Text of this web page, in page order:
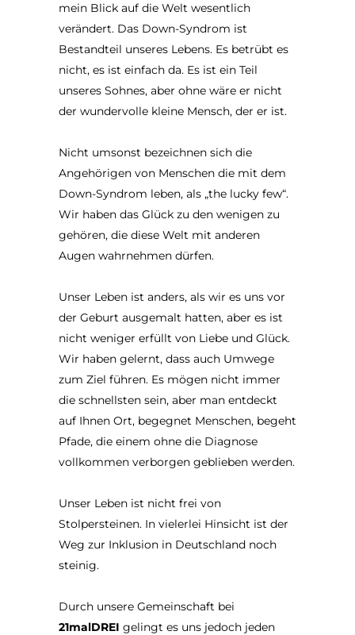
mein Blick auf die Welt wesentlich
verändert. Das Down-Syndrom ist
Bestandteil unseres Lebens. Es betrübt es
nicht, es ist einfach da. Es ist ein Teil
unseres Sohnes, aber ohne wäre er nicht
der wundervolle kleine Mensch, der er ist.
Nicht umsonst bezeichnen sich die
Angehörigen von Menschen die mit dem
Down-Syndrom leben, als „the lucky few“.
Wir haben das Glück zu den wenigen zu
gehören, die diese Welt mit anderen
Augen wahrnehmen dürfen.
Unser Leben ist anders, als wir es uns vor
der Geburt ausgemalt hatten, aber es ist
nicht weniger erfüllt von Liebe und Glück.
Wir haben gelernt, dass auch Umwege
zum Ziel führen. Es mögen nicht immer
die schnellsten sein, aber man entdeckt
auf Ihnen Ort, begegnet Menschen, begeht
Pfade, die einem ohne die Diagnose
vollkommen verborgen geblieben werden.
Unser Leben ist nicht frei von
Stolpersteinen. In vielerlei Hinsicht ist der
Weg zur Inklusion in Deutschland noch
steinig.
Durch unsere Gemeinschaft bei
21malDREI gelingt es uns jedoch jeden